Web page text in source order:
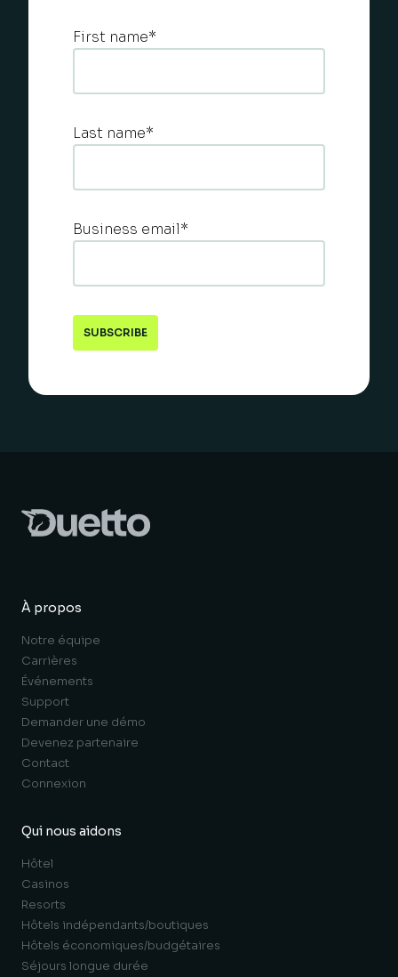
First name*
Last name*
Business email*
À propos
Notre équipe
Carrières
Événements
Support
Demander une démo
Devenez partenaire
Contact
Connexion
Qui nous aidons
Hôtel
Casinos
Resorts
Hôtels indépendants/boutiques
Hôtels économiques/budgétaires
Séjours longue durée